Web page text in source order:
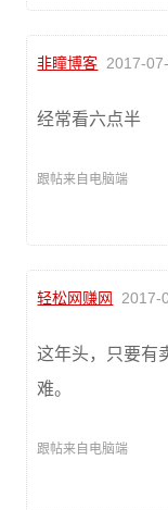
非瞳博客 2017-
经常看六点半
跟帖来自电脑端
轻松网赚网 2017-
这年头，只要有
难。
跟帖来自电脑端